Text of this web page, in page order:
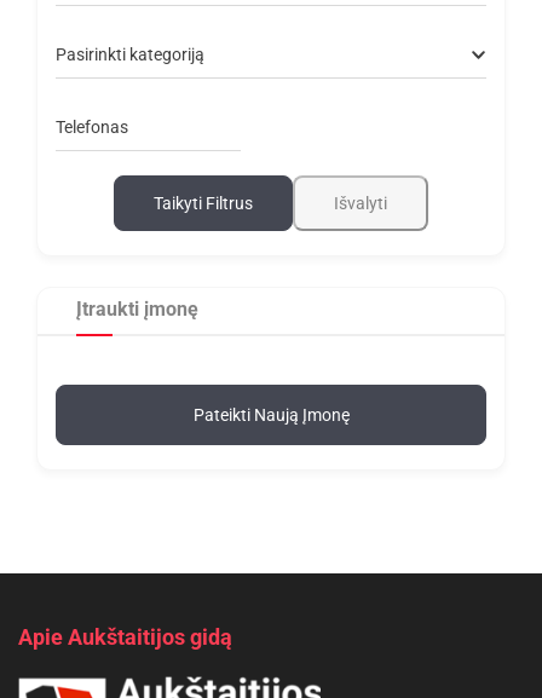
Pasirinkti kategoriją
Telefonas
Taikyti Filtrus Išvalyti
Įtraukti įmonę
Pateikti Naują Įmonę
Apie Aukštaitijos gidą